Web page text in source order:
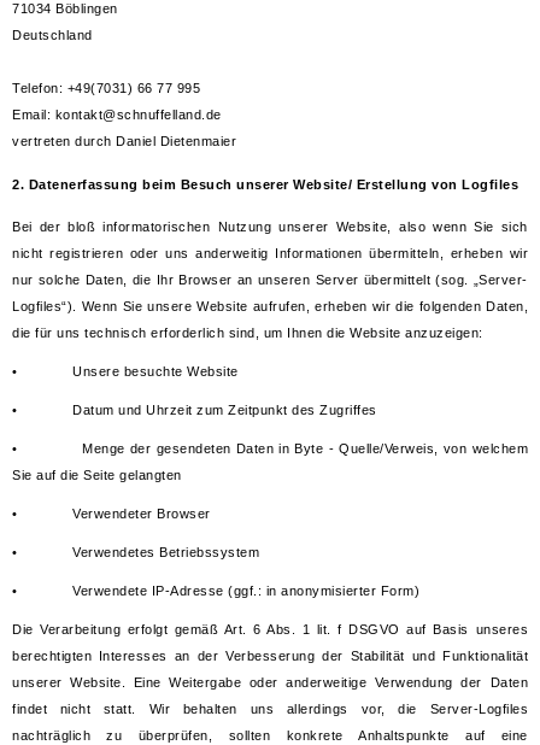
71034 Böblingen
Deutschland
Telefon: +49(7031) 66 77 995
Email: kontakt@schnuffelland.de
vertreten durch Daniel Dietenmaier
2. Datenerfassung beim Besuch unserer Website/ Erstellung von Logfiles
Bei der bloß informatorischen Nutzung unserer Website, also wenn Sie sich
nicht registrieren oder uns anderweitig Informationen übermitteln, erheben wir
nur solche Daten, die Ihr Browser an unseren Server übermittelt (sog. „Server-
Logfiles“). Wenn Sie unsere Website aufrufen, erheben wir die folgenden Daten,
die für uns technisch erforderlich sind, um Ihnen die Website anzuzeigen:
• Unsere besuchte Website
• Datum und Uhrzeit zum Zeitpunkt des Zugriffes
•
Menge der gesendeten Daten in Byte - Quelle/Verweis, von welchem
Sie auf die Seite gelangten
• Verwendeter Browser
• Verwendetes Betriebssystem
• Verwendete IP-Adresse (ggf.: in anonymisierter Form)
Die Verarbeitung erfolgt gemäß Art. 6 Abs. 1 lit. f DSGVO auf Basis unseres
berechtigten Interesses an der Verbesserung der Stabilität und Funktionalität
unserer Website. Eine Weitergabe oder anderweitige Verwendung der Daten
findet nicht statt. Wir behalten uns allerdings vor, die Server-Logfiles
nachträglich zu überprüfen, sollten konkrete Anhaltspunkte auf eine